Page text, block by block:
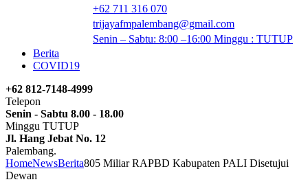
+62 711 316 070
trijayafmpalembang@gmail.com
Senin – Sabtu: 8:00 –16:00 Minggu : TUTUP
Berita
COVID19
+62 812-7148-4999
Telepon
Senin - Sabtu 8.00 - 18.00
Minggu TUTUP
Jl. Hang Jebat No. 12
Palembang.
HomeNewsBerita805 Miliar RAPBD Kabupaten PALI Disetujui
Dewan